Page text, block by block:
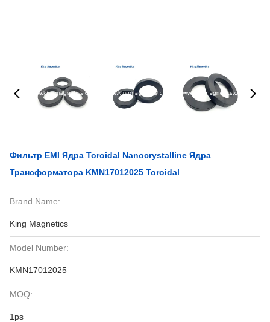
Фильтр EMI Ядра Toroidal Nanocrystalline Ядра
Трансформатора KMN17012025 Toroidal
Brand Name:
King Magnetics
Model Number:
KMN17012025
MOQ:
1ps